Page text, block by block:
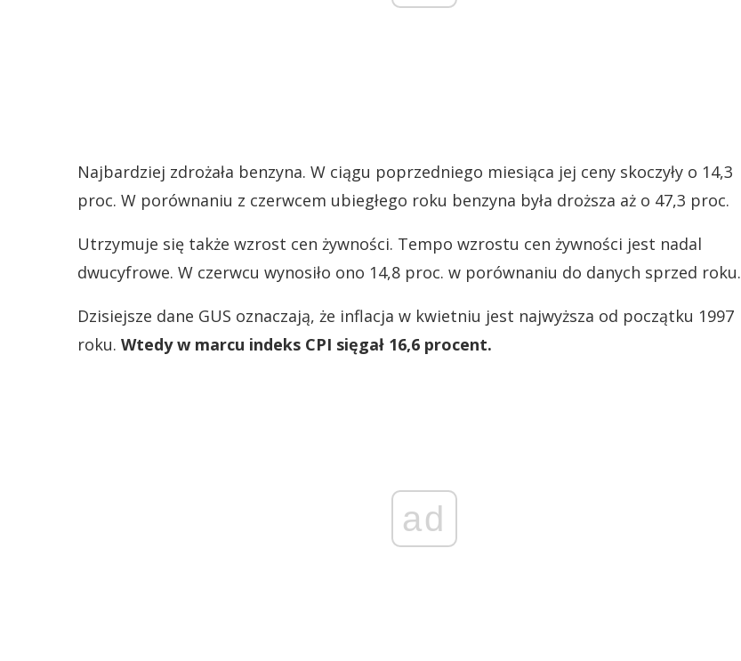
Najbardziej zdrożała benzyna. W ciągu poprzedniego miesiąca jej ceny skoczyły o 14,3
proc. W porównaniu z czerwcem ubiegłego roku benzyna była droższa aż o 47,3 proc.
Utrzymuje się także wzrost cen żywności. Tempo wzrostu cen żywności jest nadal
dwucyfrowe. W czerwcu wynosiło ono 14,8 proc. w porównaniu do danych sprzed roku.
Dzisiejsze dane GUS oznaczają, że inflacja w kwietniu jest najwyższa od początku 1997
roku. Wtedy w marcu indeks CPI sięgał 16,6 procent.
ad